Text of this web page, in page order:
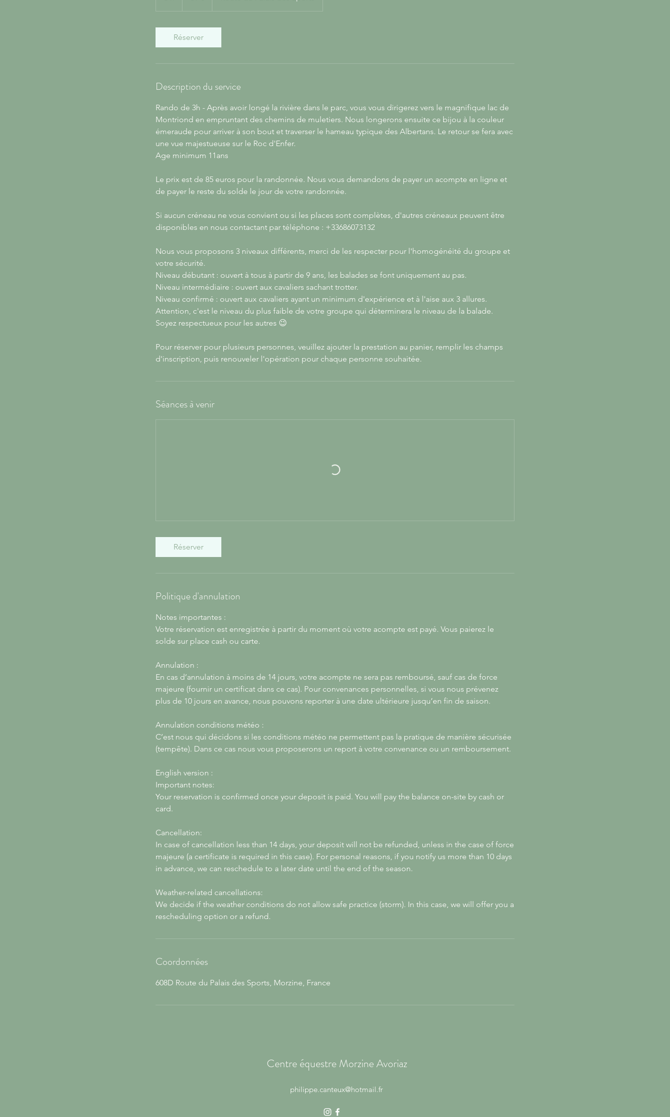
Réserver
Description du service
Rando de 3h - Après avoir longé la rivière dans le parc, vous vous dirigerez vers le magnifique lac de
Montriond en empruntant des chemins de muletiers. Nous longerons ensuite ce bijou à la couleur
émeraude pour arriver à son bout et traverser le hameau typique des Albertans. Le retour se fera avec
une vue majestueuse sur le Roc d'Enfer.
Age minimum 11ans
Le prix est de 85 euros pour la randonnée. Nous vous demandons de payer un acompte en ligne et
de payer le reste du solde le jour de votre randonnée.
Si aucun créneau ne vous convient ou si les places sont complètes, d'autres créneaux peuvent être
disponibles en nous contactant par téléphone : +33686073132
Nous vous proposons 3 niveaux différents, merci de les respecter pour l'homogénéité du groupe et
votre sécurité.
Niveau débutant : ouvert à tous à partir de 9 ans, les balades se font uniquement au pas.
Niveau intermédiaire : ouvert aux cavaliers sachant trotter.
Niveau confirmé : ouvert aux cavaliers ayant un minimum d'expérience et à l'aise aux 3 allures.
Attention, c'est le niveau du plus faible de votre groupe qui déterminera le niveau de la balade.
Soyez respectueux pour les autres 😉
Pour réserver pour plusieurs personnes, veuillez ajouter la prestation au panier, remplir les champs
d'inscription, puis renouveler l'opération pour chaque personne souhaitée.
Séances à venir
Réserver
Politique d'annulation
Notes importantes :
Votre réservation est enregistrée à partir du moment où votre acompte est payé. Vous paierez le
solde sur place cash ou carte.
Annulation :
En cas d’annulation à moins de 14 jours, votre acompte ne sera pas remboursé, sauf cas de force
majeure (fournir un certificat dans ce cas). Pour convenances personnelles, si vous nous prévenez
plus de 10 jours en avance, nous pouvons reporter à une date ultérieure jusqu’en fin de saison.
Annulation conditions météo :
C’est nous qui décidons si les conditions météo ne permettent pas la pratique de manière sécurisée
(tempête). Dans ce cas nous vous proposerons un report à votre convenance ou un remboursement.
English version :
Important notes:
Your reservation is confirmed once your deposit is paid. You will pay the balance on-site by cash or
card.
Cancellation:
In case of cancellation less than 14 days, your deposit will not be refunded, unless in the case of force
majeure (a certificate is required in this case). For personal reasons, if you notify us more than 10 days
in advance, we can reschedule to a later date until the end of the season.
Weather-related cancellations:
We decide if the weather conditions do not allow safe practice (storm). In this case, we will offer you a
rescheduling option or a refund.
Coordonnées
608D Route du Palais des Sports, Morzine, France
Centre équestre Morzine Avoriaz
philippe.canteux@hotmail.fr